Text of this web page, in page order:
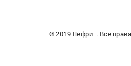
© 2019 Нефрит. Все